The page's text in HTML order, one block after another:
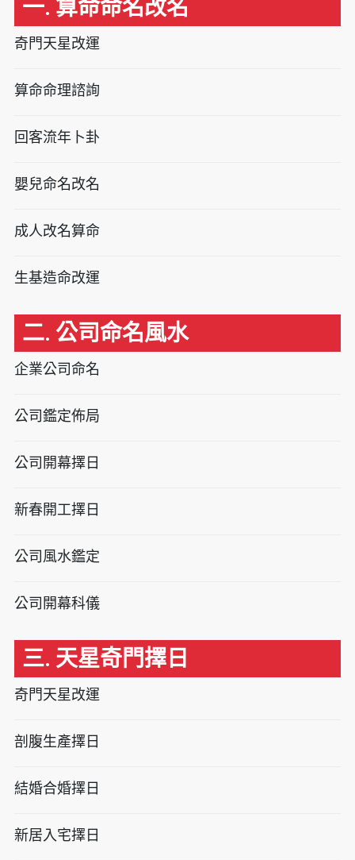
一. 算命命名改名
奇門天星改運
算命命理諮詢
回客流年卜卦
嬰兒命名改名
成人改名算命
生基造命改運
二. 公司命名風水
企業公司命名
公司鑑定佈局
公司開幕擇日
新春開工擇日
公司風水鑑定
公司開幕科儀
三. 天星奇門擇日
奇門天星改運
剖腹生產擇日
結婚合婚擇日
新居入宅擇日